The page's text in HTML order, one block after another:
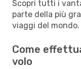
Scopri tutti i
parte della più
viaggi del mondo.
Come
volo